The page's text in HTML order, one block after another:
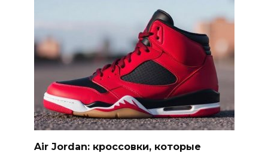
Air Jordan: кроссовки, которые